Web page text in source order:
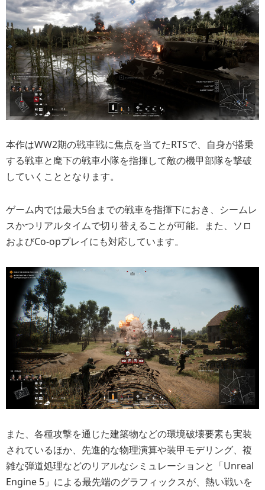
本作はWW2期の戦車戦に焦点を当てたRTSで、自身が搭乗
する戦車と麾下の戦車小隊を指揮して敵の機甲部隊を撃破
していくこととなります。
ゲーム内では最大5台までの戦車を指揮下におき、シームレ
スかつリアルタイムで切り替えることが可能。また、ソロ
およびCo-opプレイにも対応しています。
また、各種攻撃を通じた建築物などの環境破壊要素も実装
されているほか、先進的な物理演算や装甲モデリング、複
雑な弾道処理などのリアルなシミュレーションと「Unreal
Engine 5」による最先端のグラフィックスが、熱い戦いを